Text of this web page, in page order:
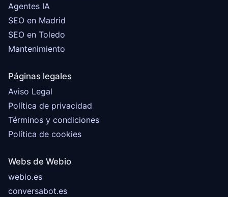
Agentes IA
SEO en Madrid
SEO en Toledo
Mantenimiento
Páginas legales
Aviso Legal
Política de privacidad
Términos y condiciones
Política de cookies
Webs de Webio
webio.es
conversabot.es